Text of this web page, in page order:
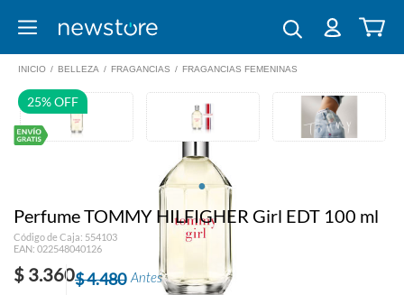
INICIO / BELLEZA / FRAGANCIAS / FRAGANCIAS FEMENINAS
25% OFF
Perfume TOMMY HILFIGHER Girl EDT 100 ml
Código de Caja: 554103
EAN: 022548040126
$ 3.360 Antes
$ 4.480